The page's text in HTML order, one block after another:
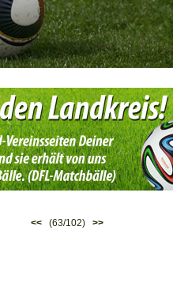
<<(63/102) >>